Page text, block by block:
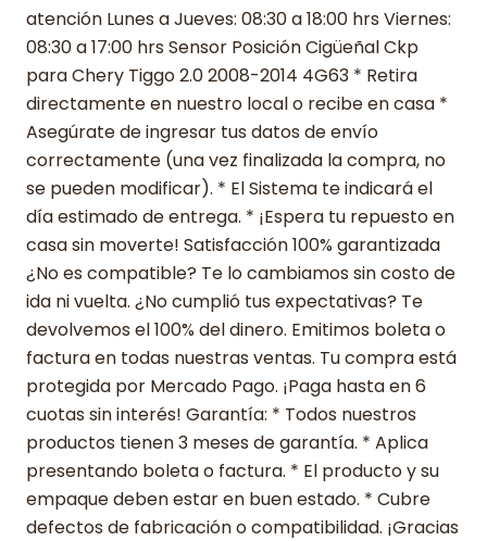
atención Lunes a Jueves: 08:30 a 18:00 hrs Viernes:
08:30 a 17:00 hrs Sensor Posición Cigüeñal Ckp
para Chery Tiggo 2.0 2008-2014 4G63 * Retira
directamente en nuestro local o recibe en casa *
Asegúrate de ingresar tus datos de envío
correctamente (una vez finalizada la compra, no
se pueden modificar). * El Sistema te indicará el
día estimado de entrega. * ¡Espera tu repuesto en
casa sin moverte! Satisfacción 100% garantizada
¿No es compatible? Te lo cambiamos sin costo de
ida ni vuelta. ¿No cumplió tus expectativas? Te
devolvemos el 100% del dinero. Emitimos boleta o
factura en todas nuestras ventas. Tu compra está
protegida por Mercado Pago. ¡Paga hasta en 6
cuotas sin interés! Garantía: * Todos nuestros
productos tienen 3 meses de garantía. * Aplica
presentando boleta o factura. * El producto y su
empaque deben estar en buen estado. * Cubre
defectos de fabricación o compatibilidad. ¡Gracias